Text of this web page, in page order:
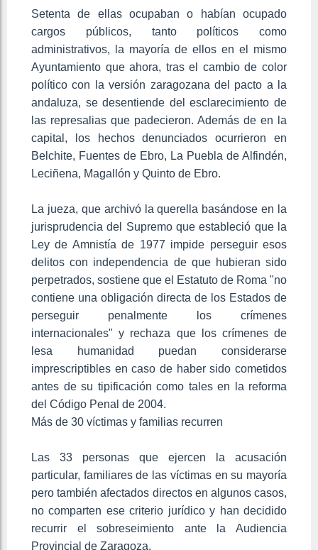
Setenta de ellas ocupaban o habían ocupado
cargos públicos, tanto políticos como
administrativos, la mayoría de ellos en el mismo
Ayuntamiento que ahora, tras el cambio de color
político con la versión zaragozana del pacto a la
andaluza, se desentiende del esclarecimiento de
las represalias que padecieron. Además de en la
capital, los hechos denunciados ocurrieron en
Belchite, Fuentes de Ebro, La Puebla de Alfindén,
Leciñena, Magallón y Quinto de Ebro.
La jueza, que archivó la querella basándose en la
jurisprudencia del Supremo que estableció que la
Ley de Amnistía de 1977 impide perseguir esos
delitos con independencia de que hubieran sido
perpetrados, sostiene que el Estatuto de Roma "no
contiene una obligación directa de los Estados de
perseguir penalmente los crímenes
internacionales" y rechaza que los crímenes de
lesa humanidad puedan considerarse
imprescriptibles en caso de haber sido cometidos
antes de su tipificación como tales en la reforma
del Código Penal de 2004.
Más de 30 víctimas y familias recurren
Las 33 personas que ejercen la acusación
particular, familiares de las víctimas en su mayoría
pero también afectados directos en algunos casos,
no comparten ese criterio jurídico y han decidido
recurrir el sobreseimiento ante la Audiencia
Provincial de Zaragoza.